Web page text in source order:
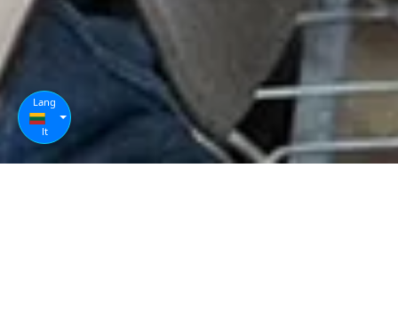
Lang
lt